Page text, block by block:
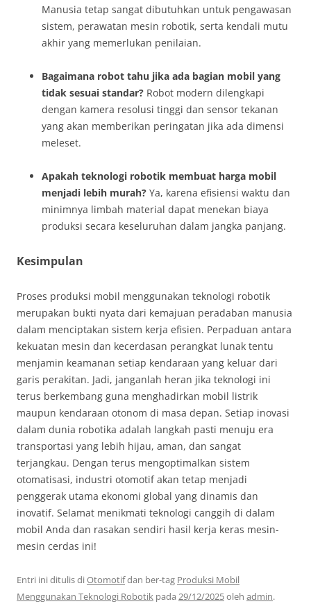
Manusia tetap sangat dibutuhkan untuk pengawasan
sistem, perawatan mesin robotik, serta kendali mutu
akhir yang memerlukan penilaian.
Bagaimana robot tahu jika ada bagian mobil yang
tidak sesuai standar? Robot modern dilengkapi
dengan kamera resolusi tinggi dan sensor tekanan
yang akan memberikan peringatan jika ada dimensi
meleset.
Apakah teknologi robotik membuat harga mobil
menjadi lebih murah? Ya, karena efisiensi waktu dan
minimnya limbah material dapat menekan biaya
produksi secara keseluruhan dalam jangka panjang.
Kesimpulan
Proses produksi mobil menggunakan teknologi robotik
merupakan bukti nyata dari kemajuan peradaban manusia
dalam menciptakan sistem kerja efisien. Perpaduan antara
kekuatan mesin dan kecerdasan perangkat lunak tentu
menjamin keamanan setiap kendaraan yang keluar dari
garis perakitan. Jadi, janganlah heran jika teknologi ini
terus berkembang guna menghadirkan mobil listrik
maupun kendaraan otonom di masa depan. Setiap inovasi
dalam dunia robotika adalah langkah pasti menuju era
transportasi yang lebih hijau, aman, dan sangat
terjangkau. Dengan terus mengoptimalkan sistem
otomatisasi, industri otomotif akan tetap menjadi
penggerak utama ekonomi global yang dinamis dan
inovatif. Selamat menikmati teknologi canggih di dalam
mobil Anda dan rasakan sendiri hasil kerja keras mesin-
mesin cerdas ini!
Entri ini ditulis diOtomotifdan ber-tag Produksi Mobil
Menggunakan Teknologi Robotik pada 29/12/2025oleh admin.